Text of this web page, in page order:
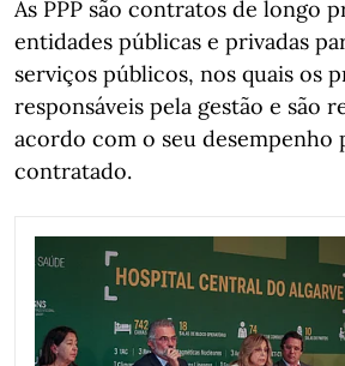
As PPP são contratos de longo
entidades públicas e privadas
serviços públicos, nos quais os
responsáveis pela gestão e são
acordo com o seu desempenho
contratado.